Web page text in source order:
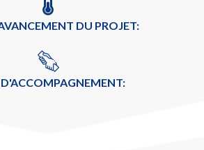
DU PROJET: